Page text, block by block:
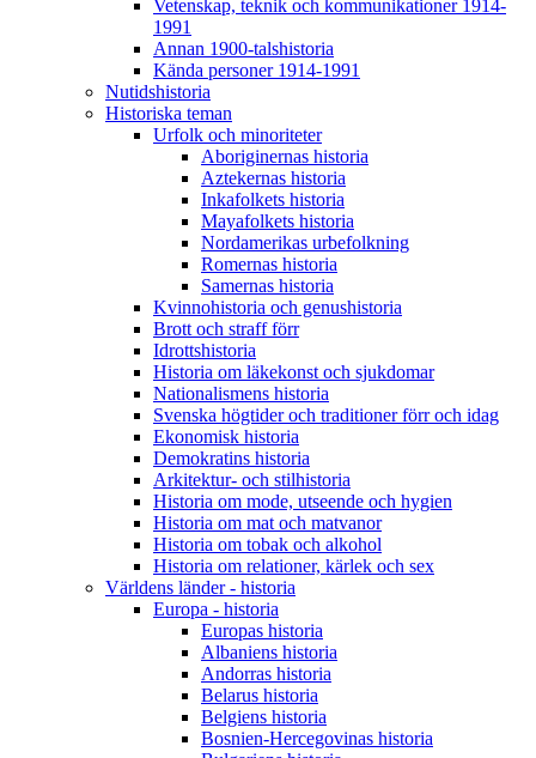
Vetenskap, teknik och kommunikationer 1914-
1991
Annan 1900-talshistoria
Kända personer 1914-1991
Nutidshistoria
Historiska teman
Urfolk och minoriteter
Aboriginernas historia
Aztekernas historia
Inkafolkets historia
Mayafolkets historia
Nordamerikas urbefolkning
Romernas historia
Samernas historia
Kvinnohistoria och genushistoria
Brott och straff förr
Idrottshistoria
Historia om läkekonst och sjukdomar
Nationalismens historia
Svenska högtider och traditioner förr och idag
Ekonomisk historia
Demokratins historia
Arkitektur- och stilhistoria
Historia om mode, utseende och hygien
Historia om mat och matvanor
Historia om tobak och alkohol
Historia om relationer, kärlek och sex
Världens länder - historia
Europa - historia
Europas historia
Albaniens historia
Andorras historia
Belarus historia
Belgiens historia
Bosnien-Hercegovinas historia